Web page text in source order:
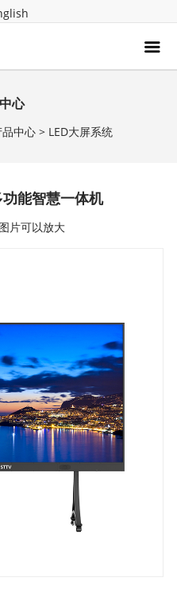
心
品中心 > LED大屏系统
能智慧一体机
片可以放大